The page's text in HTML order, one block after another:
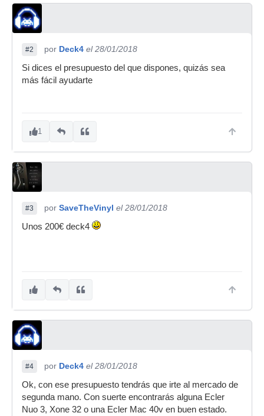
#2 por Deck4 el 28/01/2018
Si dices el presupuesto del que dispones, quizás sea
más fácil ayudarte
1
#3 por SaveTheVinyl el 28/01/2018
Unos 200€ deck4
#4 por Deck4 el 28/01/2018
Ok, con ese presupuesto tendrás que irte al mercado de
segunda mano. Con suerte encontrarás alguna Ecler
Nuo 3, Xone 32 o una Ecler Mac 40v en buen estado.